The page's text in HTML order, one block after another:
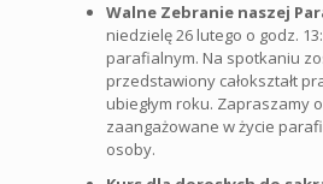
Walne Zebranie naszej
niedzielę 26 lutego o godz.
parafialnym. Na spotkaniu
przedstawiony całokształt
ubiegłym roku. Zapraszamy
zaangażowane w życie
osoby.